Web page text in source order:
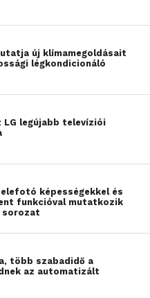
funkcióval is
lejátszás- és
a zene
amikor a
a fejhallgatót.
ear fejhallgató három
új klímamegoldásait
légkondicionáló
LG legújabb televíziói
képességekkel és
funkcióval mutatkozik
sorozat
több szabadidő a
az automatizált